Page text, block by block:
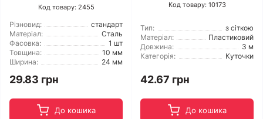
Код товару: 2455
Різновид:
стандарт
Матеріал:
Сталь
Фасовка:
1 шт
Товщина:
10 мм
Ширина:
24 мм
29.83 грн
До кошика
Код товару: 10173
Тип:
з сіткою
Матеріал:
Пластиковий
Довжина:
3 м
Категорія:
Куточки
42.67 грн
До кошика